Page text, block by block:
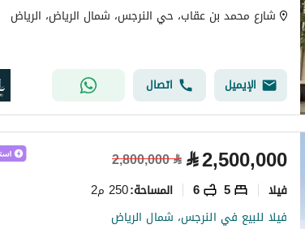
شارع محمد بن عقاب، حي النرجس، شمال الرياض، الرياض
الإيميل اتصال
⃁2,500,000
⃁
2,800,000
فیلا 5
6 المساحة:250 م2
فيلا للبيع في النرجس، شمال الرياض